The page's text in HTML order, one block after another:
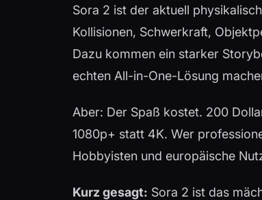
Sora 2 ist der aktuell
Kollisionen, Schwerkraft,
Dazu kommen ein starker
echten All-in-One-Lösung
Aber: Der Spaß kostet. 200
1080p+ statt 4K. Wer
Hobbyisten und europäische
Kurz gesagt: Sora 2 ist das